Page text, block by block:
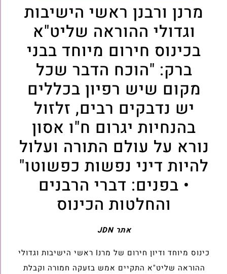
מרנן ורבנן ראשי הישיבות
וגדולי ההוראה שליט"א
בכינוס חירום מיוחד בבני
ברק: "הוכח הדבר שכל
מקום שיש רפיון בכללים
יש נדבקים רבים, זלזול
בהנחיות יגרום ח"ו אסון
נורא על עולם התורה ועלול
להיות דיני נפשות כפשוטו"
• בפנים: דברי הרבנים
והחלטות הכינוס
אתר JDN
כינוס מיוחד ודיון חירום של מרנI ראשי הישיבות וגדולי
ההוראה שליט"א התקיים אמש בזעקה חמורה וקבלת